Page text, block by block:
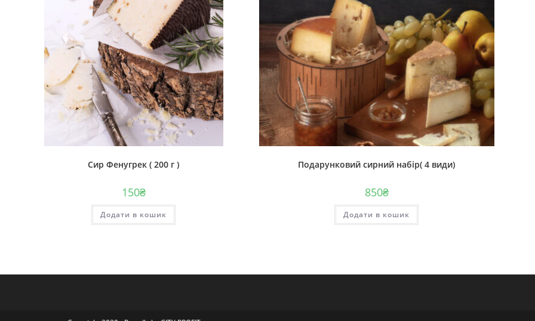
Сир Фенугрек ( 200 г )
150₴
Додати в кошик
Подарунковий сирний набір( 4 види)
850₴
Додати в кошик